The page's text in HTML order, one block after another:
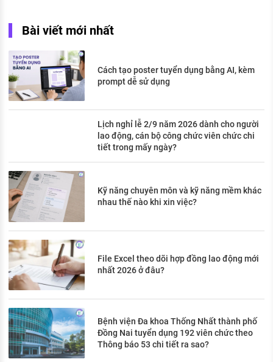
Bài viết mới nhất
Cách tạo poster tuyển dụng bằng AI, kèm
prompt dễ sử dụng
Lịch nghỉ lễ 2/9 năm 2026 dành cho người
lao động, cán bộ công chức viên chức chi
tiết trong mấy ngày?
Kỹ năng chuyên môn và kỹ năng mềm khác
nhau thế nào khi xin việc?
File Excel theo dõi hợp đồng lao động mới
nhất 2026 ở đâu?
Bệnh viện Đa khoa Thống Nhất thành phố
Đồng Nai tuyển dụng 192 viên chức theo
Thông báo 53 chi tiết ra sao?